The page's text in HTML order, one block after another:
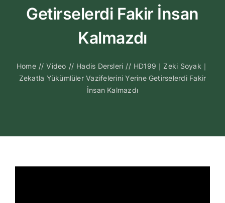
Medya
Getirselerdi Fakir İnsan
Kalmazdı
Home // Video // Hadis Dersleri // HD199｜Zeki Soyak｜
Zekatla Yükümlüler Vazifelerini Yerine Getirselerdi Fakir
İnsan Kalmazdı